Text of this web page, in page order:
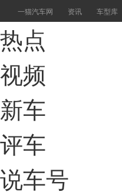
一猫汽车网 资讯 车型库
热点
视频
新车
评车
说车号